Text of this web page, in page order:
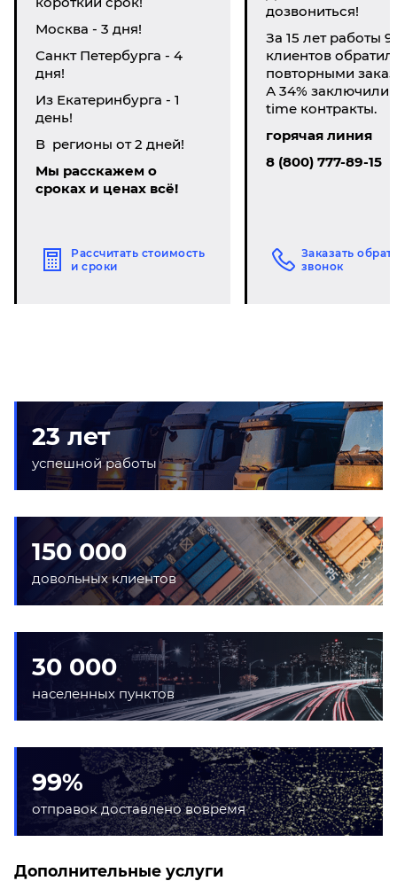
Москва - 3 дня!
Санкт Петербурга - 4
дня!
Из Екатеринбурга - 1
день!
В регионы от 2 дней!
Мы расскажем о
сроках и ценах всё!
Рассчитать стоимость
и сроки
дозвониться!
За 15 лет работы
клиентов
повторными
А 34% заключили
time контракты.
горячая линия
8 (800) 777-89-15
Заказать
звонок
23 лет
успешной работы
150 000
довольных клиентов
30 000
населенных пунктов
99%
отправок доставлено вовремя
Дополнительные услуги